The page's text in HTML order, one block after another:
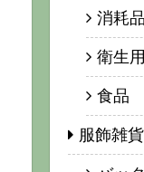
消耗品
衛生
食品
服飾雑貨